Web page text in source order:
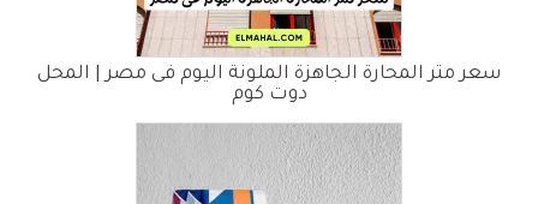
سعر متر المحارة الجاهزة الملونة اليوم فى مصر | المحل
دوت كوم